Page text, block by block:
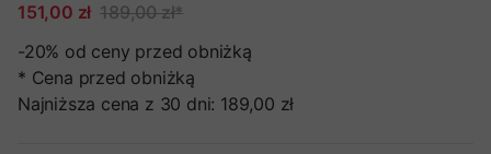
151,00 zł 189,00 zł*
-20% od ceny przed obniżką
* Cena przed obniżką
Najniższa cena z 30 dni: 189,00 zł